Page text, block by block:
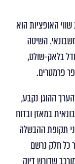
האופציות הוא
השיטה
בלאק-שולס,
פרמטרים.
ההוגן נקבע,
במאזן ובדוח
תקופת ההבשלה
כל חלק נרשם